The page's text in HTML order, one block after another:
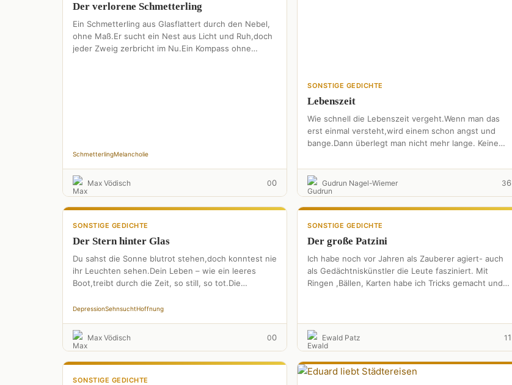
Der verlorene Schmetterling
Ein Schmetterling aus Glasflattert durch den Nebel,
ohne Maß.Er sucht ein Nest aus Licht und Ruh,doch
jeder Zweig zerbricht im Nu.Ein Kompass ohne
SchmetterlingMelancholie
Max Vödisch 00
SONSTIGE GEDICHTE
Lebenszeit
Wie schnell die Lebenszeit vergeht.Wenn man das
erst einmal versteht,wird einem schon angst und
bange.Dann überlegt man nicht mehr lange. Keine
Gudrun Nagel-Wiemer 36
SONSTIGE GEDICHTE
Der Stern hinter Glas
Du sahst die Sonne blutrot stehen,doch konntest nie
ihr Leuchten sehen.Dein Leben – wie ein leeres
Boot,treibt durch die Zeit, so still, so tot.Die
DepressionSehnsuchtHoffnung
Max Vödisch 00
SONSTIGE GEDICHTE
Der große Patzini
Ich habe noch vor Jahren als Zauberer agiert- auch
als Gedächtniskünstler die Leute fasziniert. Mit
Ringen ,Bällen, Karten habe ich Tricks gemacht und
Ewald Patz 11
SONSTIGE GEDICHTE